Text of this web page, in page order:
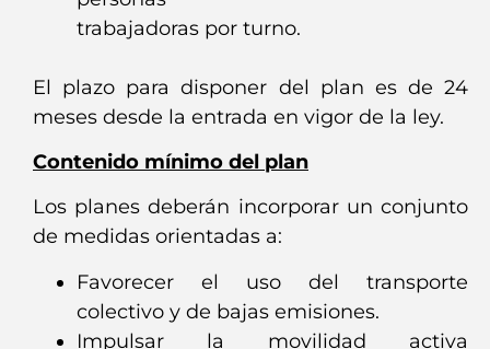
trabajadoras por turno.
El plazo para disponer del plan es de 24
meses desde la entrada en vigor de la ley.
Contenido mínimo del plan
Los planes deberán incorporar un conjunto
de medidas orientadas a:
Favorecer el uso del transporte
colectivo y de bajas emisiones.
Impulsar la movilidad activa